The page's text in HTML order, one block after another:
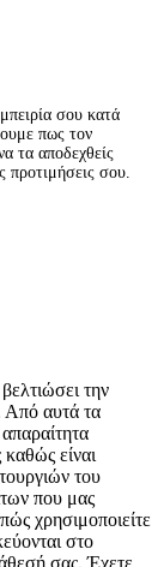
σου κατά
πως τον
τα αποδεχθείς
προτιμήσεις σου.
την
Από αυτά τα
είναι
του
που μας
χρησιμοποιείτε
στο